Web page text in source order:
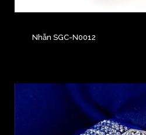
Nhẫn SGC-N0012